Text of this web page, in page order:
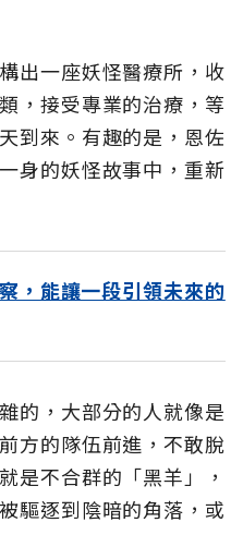
出一座妖怪醫療所，收
，接受專業的治療，等
到來。有趣的是，恩佐
身的妖怪故事中，重新
，能讓一段引領未來的
的，大部分的人就像是
方的隊伍前進，不敢脫
是不合群的「黑羊」，
驅逐到陰暗的角落，或